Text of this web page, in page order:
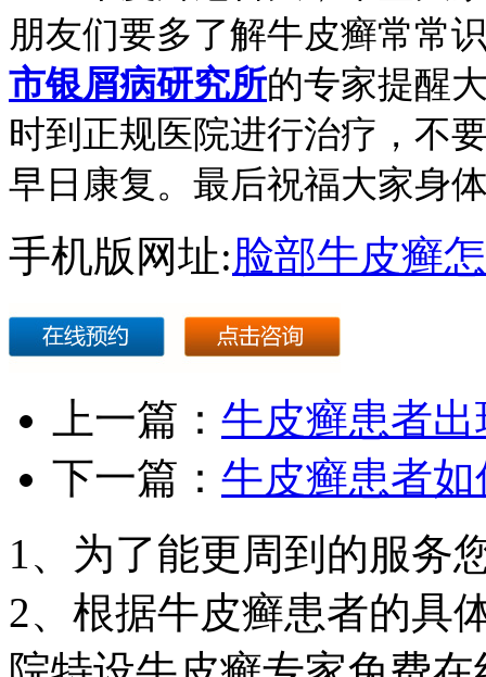
朋友们要多了解牛皮癣常常
市银屑病研究所的专家提醒
时到正规医院进行治疗，不
早日康复。最后祝福大家身
手机版网址:脸部牛皮癣
上一篇： 牛皮癣患者
下一篇： 牛皮癣患者
1、为了能更周到的服务
2、根据牛皮癣患者的具